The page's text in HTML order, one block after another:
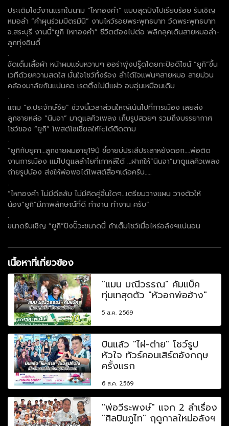
ประเดิมโชว์งานแรกในนาม “ไหทองคำ” แบบสุดปังไปเรียบร้อย รับเชิญ
หมอลำ “คำผุนร่วมมิตรมินิ” งานไหว้รอยพระพุทธบาท วัดพระพุทธบาท
จ.สระบุรี งานนี้“ยูกิ ไหทองคำ” ชีวิตต้องไปต่อ พลิกลุคเดินสายหมอลำ-
ลูกทุ่งอินดี้
.
จัดเต็มเสื้อผ้า หน้าผมแซ่บหวานๆ ออร่าพุ่งปรู๊ดโดยกะป้อดีไซน์ “ยูกิ”ขึ้น
เวทีด้วยความสดใส มั่นใจโชว์ทั้งร้อง ลำได้ใจแฟนๆสายหมอ สายม่วน
คล้องมาลัยกันแน่นคอ เรตติ้งไม่มีแผ่ว อบอุ่นเหมือนเดิม
.
แถม “อ.ประจักษ์ชัย” ช่วงนี้เวลาส่วนใหญ่เน้นไปที่การเมือง เลยส่ง
ลูกชายหล่อ “นินจา” มาดูแลคิวเพลง เก็บรูปสวยๆ รวมถึงบรรยากาศ
โชว์ของ “ยูกิ” โพสต์โซเชี่ยลให้fcได้ติดตาม
.
“ยูกิกับยูคา…ลูกชายผมอายุ19ปี ขี้อายบ่ประสีประสาหยังดอก….พ่อติด
งานการเมือง เเม่ไปดูแลลำไยที่เกาหลีใต้ …ฝากให้”นินจา”มาดูเเลคิวเพลง
ถ่ายรูปน้อง ส่งให้พ่อพอได้โพสต์สื่อๆเด้อครับ…..
.
“ไหทองคำ ไม่มีดีลลับ ไม่มีคิดคู่จิ้นใดๆ…เตรียมวางแผน วางตัวให้
น้อง”ยูกิ”มีภาพลักษณ์ที่ดี ทำงาน ทำงาน ครับ”
.
ขนาดรับเชิญ “ยูกิ”ปังปั๊วะขนาดนี้ ถ้าเต็มโชว์เมื่อไหร่อลังฯแน่นอน
เนื้อหาที่เกี่ยวข้อง
"แมน มณีวรรณ" คัมแบ็ค
ทุ่มเทสุดตัว "หัวอกพ่อฮ้าง"
5 ส.ค. 2569
บินแล้ว "ไผ่-ต่าย" โชว์รูป
หัวใจ ทัวร์คอนเสิร์ตอังกฤษ
ครั้งแรก
6 ส.ค. 2569
"พ่อวีระพงษ์" แจก 2 ลำเรื่อง
"ศิลปินภูไท" ฤดูกาลใหม่อลังฯ